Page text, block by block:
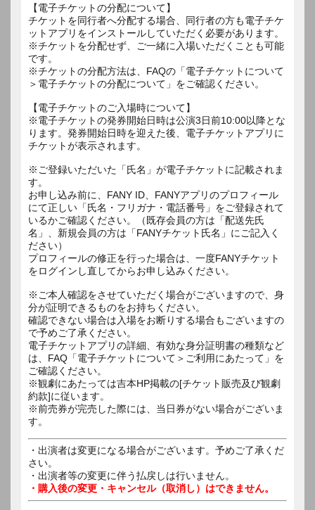
【電子チケットの分配について】
チケットを同行者へ分配する場合、同行者の方も電子チケ
ットアプリをインストールしていただく必要があります。
※チケットを分配せず、ご一緒に入場いただくことも可能
です。
※チケットの分配方法は、FAQの「電子チケットについて
＞電子チケットの分配について」をご確認ください。
【電子チケットのご入場時について】
※電子チケットの発券開始日時は公演3日前10:00以降とな
ります。発券開始日時を迎えた後、電子チケットアプリに
チケットが表示されます。
※ご登録いただいた「氏名」が電子チケットに記載されま
す。
お申し込み前に、FANY ID、FANYアプリのプロフィール
にて正しい「氏名・フリガナ・電話番号」をご登録されて
いるかご確認ください。（既存会員の方は「配送先氏
名」、新規会員の方は「FANYチケット氏名」にご記入く
ださい）
プロフィールの修正を行った場合は、一度FANYチケット
をログインし直してからお申し込みください。
※ご本人確認をさせていただく場合がございますので、身
分が証明できるものをお持ちください。
確認できない場合は入場をお断りする場合もございますの
で予めご了承ください。
電子チケットアプリの詳細、有効な身分証明書の種類など
は、FAQ「電子チケットについて＞ご利用にあたって」を
ご確認ください。
※観劇にあたっては吉本HP掲載の[チケット販売及び観劇
約款]に従います。
※前売券が完売した際には、当日券がない場合がございま
す。
・出演者は変更になる場合がございます。予めご了承くだ
さい。
・出演者等の変更に伴う払戻しは行いません。
・購入後の変更・キャンセル（取消し）はできません。